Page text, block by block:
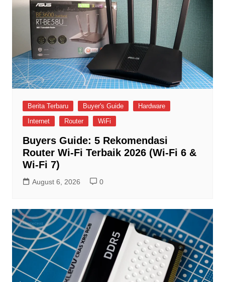
Berita Terbaru Buyer's Guide
Hardware
Internet
Router WiFi
Buyers Guide: 5 Rekomendasi
Router Wi-Fi Terbaik 2026 (Wi-Fi 6 &
Wi-Fi 7)
August 6, 2026 0